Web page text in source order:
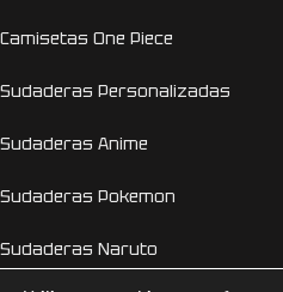
Camisetas One Piece
Sudaderas Personalizadas
Sudaderas Anime
Sudaderas Pokemon
Sudaderas Naruto